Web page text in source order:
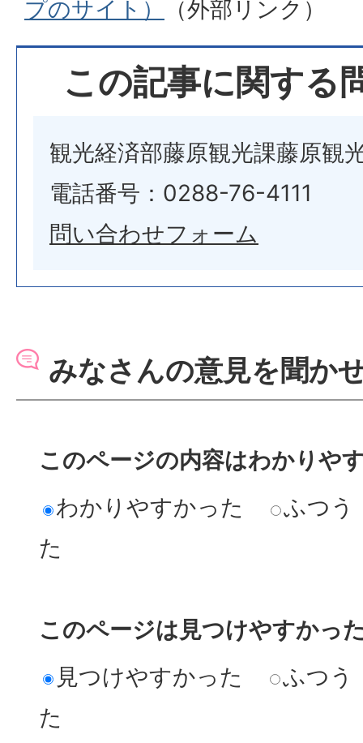
プのサイト）
（外部リンク）
この記事に関する
観光経済部藤原観光課藤原観
電話番号：0288-76-4111
問い合わせフォーム
みなさんの意見を聞か
このページの内容はわかりや
わかりやすかった
ふつう
た
このページは見つけやすかっ
見つけやすかった
ふつう
た